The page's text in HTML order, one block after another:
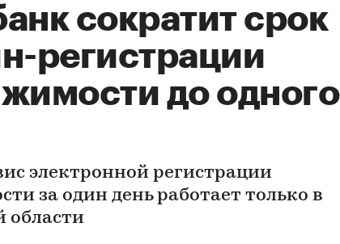
сократит срок
регистрации
до одного
электронной регистрации
за один день работает только в
области